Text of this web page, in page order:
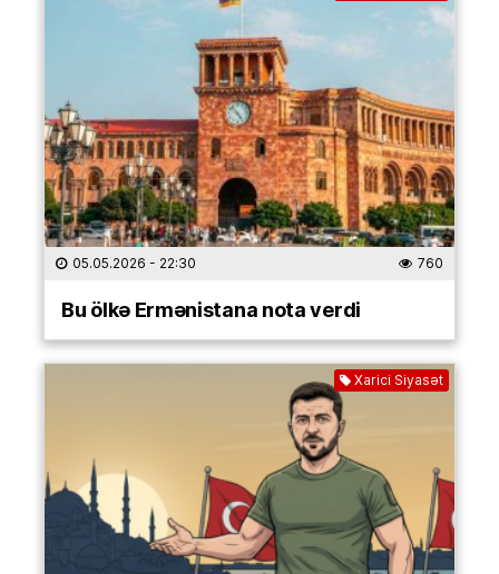
05.05.2026 - 22:30 760
Bu ölkə Ermənistana nota verdi
Xarici Siyasət